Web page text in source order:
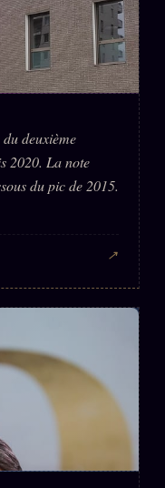
deuxième
2020. La note
du pic de 2015.
↗